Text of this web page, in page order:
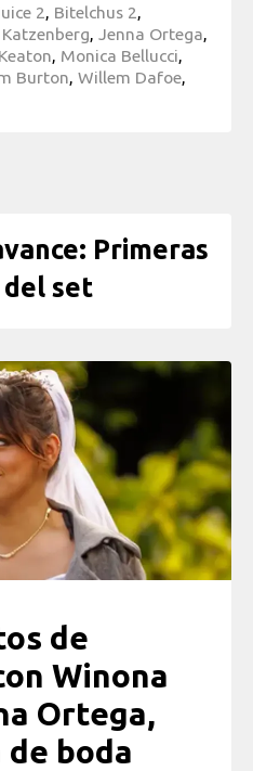
2, Bitelchus 2,
, Jenna Ortega,
, Monica Bellucci,
Burton, Willem Dafoe,
Primeras
set
de
Winona
Ortega,
boda